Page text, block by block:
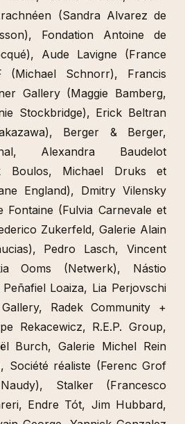
Eye.
Saint Léger (Sandra Patron,
Valéry, Franck Balland,
Mérit, Céline Poulin, Jean-
(Sandra Alvarez de
Fondation Antoine de
Aude Lavigne (France
(Michael Schnorr), Francis
Gallery (Maggie Bamberg,
Stockbridge), Erick Beltran
Berger & Berger,
Alexandra Baudelot
Boulos, Michael Druks et
England), Dmitry Vilensky
Fontaine (Fulvia Carnevale et
Zukerfeld, Galerie Alain
Pedro Lasch, Vincent
Ooms (Netwerk), Nástio
Peñafiel Loaiza, Lia Perjovschi